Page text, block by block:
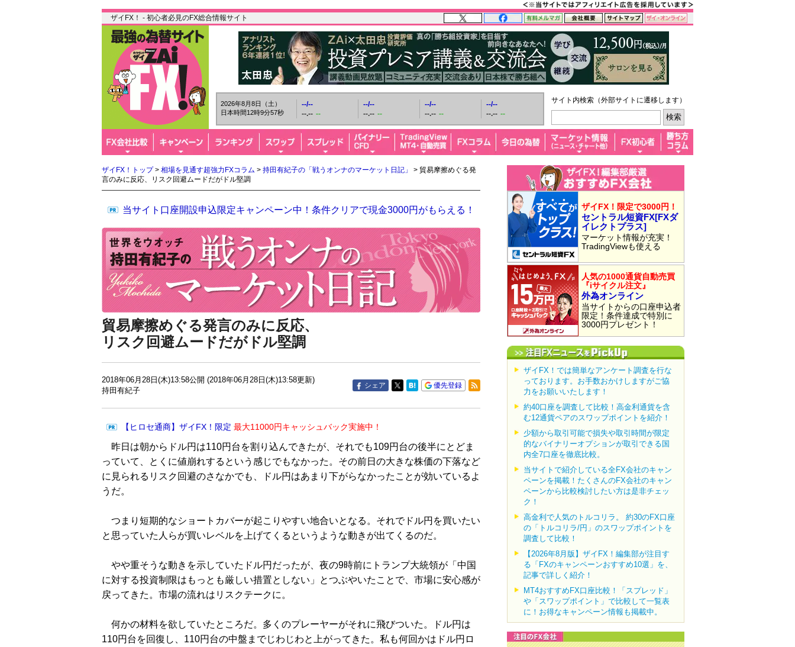
ザイFX！ - 初心者必見のFX総合情報サイト
2026年8月8日（土）
日本時間12時9分58秒
--/--
--.-- --
--/--
--.-- --
--/--
--.-- --
--/--
--.-- --
サイト内検索（外部サイトに遷移します）
ザイFX！トップ> 相場を見通す超強力FXコラム > 持田有紀子の「戦うオンナのマーケット日記」
> 貿易摩擦めぐる発
言のみに反応、リスク回避ムードだがドル堅調
当サイト口座開設申込限定キャンペーン中！条件クリアで現金3000円がもらえる！
貿易摩擦めぐる発言のみに反応、
リスク回避ムードだがドル堅調
2018年06月28日(木)13:58公開 (2018年06月28日(木)13:58更新)
持田有紀子
シェア 優先登録
【ヒロセ通商】ザイFX！限定 最大11000円キャッシュバック実施中！
昨日は朝からドル円は110円台を割り込んできたが、それでも109円台の後半にとどま
っていて、とくに値崩れするという感じでもなかった。その前日の大きな株価の下落など
に見られるリスク回避のさなかでも、ドル円はあまり下がらなかったことが効いているよ
うだ。
つまり短期的なショートカバーが起こりやすい地合いとなる。それでドル円を買いたい
と思っていた人らが買いレベルを上げてくるというような動きが出てくるのだ。
やや重そうな動きを示していたドル円だったが、夜の9時前にトランプ大統領が「中国
に対する投資制限はもっとも厳しい措置としない」とつぶやいたことで、市場に安心感が
戻ってきた。市場の流れはリスクテークに。
何かの材料を欲していたところだ。多くのプレーヤーがそれに飛びついた。ドル円は
110円台を回復し、110円台の中盤までじわじわと上がってきた。私も何回かはドル円ロ
ザイFX！限定で3000円！
セントラル短資FX[FXダ
イレクトプラス]
マーケット情報が充実！
TradingViewも使える
人気の1000通貨自動売買
『iサイクル注文』
外為オンライン
当サイトからの口座申込者
限定！条件達成で特別に
3000円プレゼント！
ザイFX！では簡単なアンケート調査を行な
っております。お手数おかけしますがご協
力をお願いいたします！
約40口座を調査して比較！高金利通貨を含
む12通貨ペアのスワップポイントを紹介！
少額から取引可能で損失や取引時間が限定
的なバイナリーオプションが取引できる国
内全7口座を徹底比較。
当サイトで紹介している全FX会社のキャン
ペーンを掲載！たくさんのFX会社のキャン
ペーンから比較検討したい方は是非チェッ
ク！
高金利で人気のトルコリラ。 約30のFX口座
の「トルコリラ/円」のスワップポイントを
調査して比較！
【2026年8月版】ザイFX！編集部が注目す
る「FXのキャンペーンおすすめ10選」を、
記事で詳しく紹介！
MT4おすすめFX口座比較！「スプレッド」
や「スワップポイント」で比較して一覧表
に！お得なキャンペーン情報も掲載中。